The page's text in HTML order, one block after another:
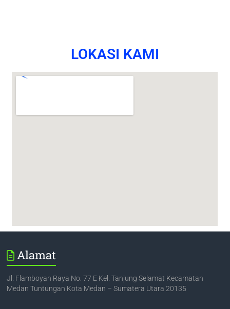
LOKASI KAMI
Alamat
Jl. Flamboyan Raya No. 77 E Kel. Tanjung Selamat Kecamatan
Medan Tuntungan Kota Medan – Sumatera Utara 20135